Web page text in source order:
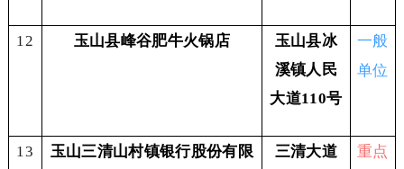
12 玉山县峰谷肥牛火锅店
玉山县冰
溪镇人民
大道110号
一般
单位
13
玉山三清山村镇银行股份有限
三清大道
重点